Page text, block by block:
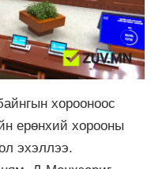
хорооноос
ерөнхий хорооны
эхэллээ.